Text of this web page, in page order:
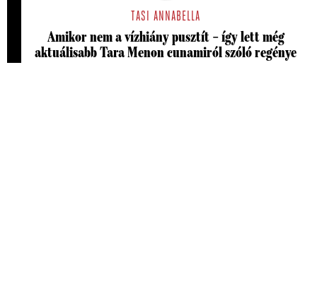
TASI ANNABELLA
Amikor nem a vízhiány pusztít – így lett még
aktuálisabb Tara Menon cunamiról szóló regénye